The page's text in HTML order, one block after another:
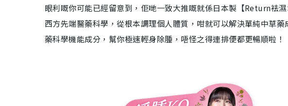
眼利嘅你可能已經留意到，佢哋一致大推嘅就係日本製【Return袪
西方先端醫藥科學，從根本調理個人體質，咁就可以解決單純中草
藥科學機能成分，幫你極速輕身除腫，唔怪之得連排便都更暢順啦！